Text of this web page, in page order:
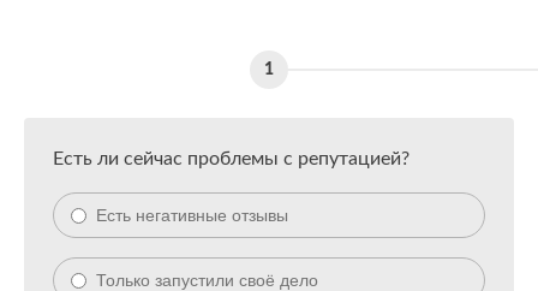
Есть ли сейчас проблемы с репутацией?
Есть негативные отзывы
Только запустили своё дело